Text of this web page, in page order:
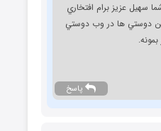
سهيل عزيز برام افتخاري
دوستي ها در وب دوستي
پاسخ